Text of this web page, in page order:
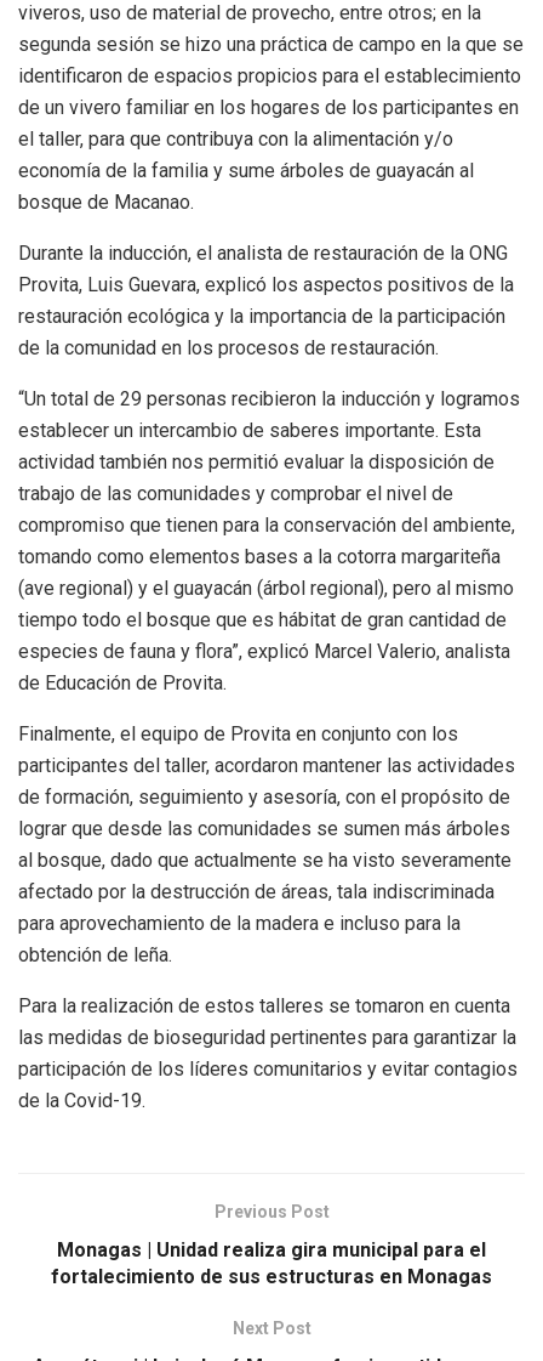
viveros, uso de material de provecho, entre otros; en la
segunda sesión se hizo una práctica de campo en la que se
identificaron de espacios propicios para el establecimiento
de un vivero familiar en los hogares de los participantes en
el taller, para que contribuya con la alimentación y/o
economía de la familia y sume árboles de guayacán al
bosque de Macanao.
Durante la inducción, el analista de restauración de la ONG
Provita, Luis Guevara, explicó los aspectos positivos de la
restauración ecológica y la importancia de la participación
de la comunidad en los procesos de restauración.
“Un total de 29 personas recibieron la inducción y logramos
establecer un intercambio de saberes importante. Esta
actividad también nos permitió evaluar la disposición de
trabajo de las comunidades y comprobar el nivel de
compromiso que tienen para la conservación del ambiente,
tomando como elementos bases a la cotorra margariteña
(ave regional) y el guayacán (árbol regional), pero al mismo
tiempo todo el bosque que es hábitat de gran cantidad de
especies de fauna y flora”, explicó Marcel Valerio, analista
de Educación de Provita.
Finalmente, el equipo de Provita en conjunto con los
participantes del taller, acordaron mantener las actividades
de formación, seguimiento y asesoría, con el propósito de
lograr que desde las comunidades se sumen más árboles
al bosque, dado que actualmente se ha visto severamente
afectado por la destrucción de áreas, tala indiscriminada
para aprovechamiento de la madera e incluso para la
obtención de leña.
Para la realización de estos talleres se tomaron en cuenta
las medidas de bioseguridad pertinentes para garantizar la
participación de los líderes comunitarios y evitar contagios
de la Covid-19.
Previous Post
Monagas | Unidad realiza gira municipal para el
fortalecimiento de sus estructuras en Monagas
Next Post